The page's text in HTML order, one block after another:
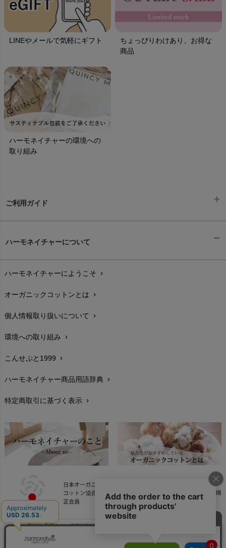
LINEやメールで気軽にギフト
ちょっぴりわけあり、お得な
商品
ハーモネイチャーの環境への
取り組み
ご利用ガイド
配送と送料chevron_right
在庫状況と発送予定chevron_right
サイズ・寸法chevron_right
生地・素材chevron_right
お手入れについて
レビューを書こうchevron_right
返品交換chevron_right
FAXでのご注文
お問い合わせchevron_right
ハーモネイチャーについて
ハーモネイチャーにようこそ chevron_right
オーガニックコットンとは chevron_right
個人情報取り扱いについて chevron_right
環境への取り組み chevron_right
こんせぷと1999 chevron_right
ハーモネイチャー商品用語辞典 chevron_right
特定商取引に基づく表示 chevron_right